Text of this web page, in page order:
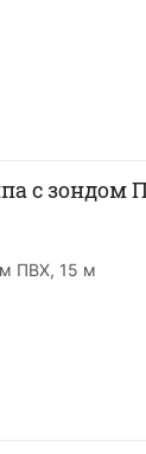
с зондом
ПВХ, 15 м